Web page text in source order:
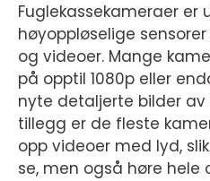
Fuglekassekameraer er
høyoppløselige
og videoer. Mange
på opptil 1080p eller
nyte detaljerte bilder av
tillegg er de fleste
opp videoer med lyd,
se, men også høre hele